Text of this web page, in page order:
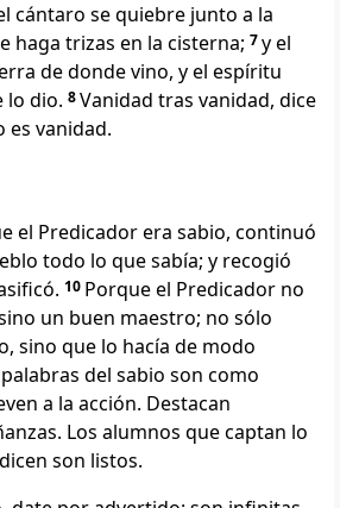
cántaro se quiebre junto a la
haga trizas en la cisterna; 7y el
de donde vino, y el espíritu
lo dio. 8Vanidad tras vanidad, dice
es vanidad.
el Predicador era sabio, continuó
todo lo que sabía; y recogió
10 Porque el Predicador no
un buen maestro; no sólo
sino que lo hacía de modo
palabras del sabio son como
a la acción. Destacan
Los alumnos que captan lo
son listos.